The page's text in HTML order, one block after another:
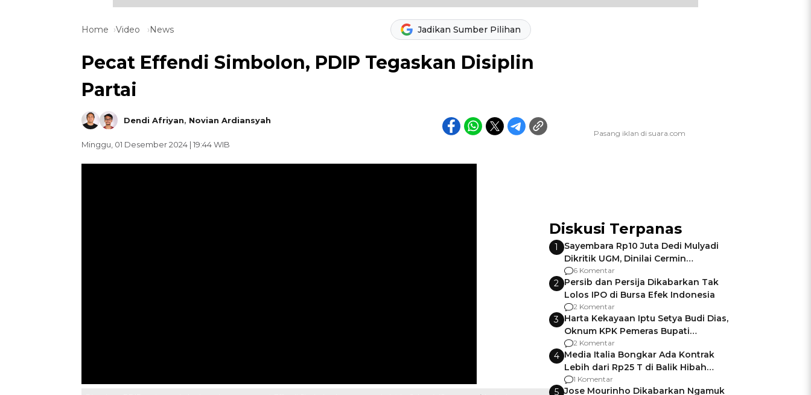
Home Video News Jadikan Sumber Pilihan
Pecat Effendi Simbolon, PDIP Tegaskan Disiplin
Partai
Dendi Afriyan, Novian Ardiansyah
Minggu, 01 Desember 2024 | 19:44 WIB
Diskusi Terpanas
1
Sayembara Rp10 Juta Dedi Mulyadi
Dikritik UGM, Dinilai Cermin
Gagalnya Negara Jamin Keamanan
6 Komentar
2 Persib dan Persija Dikabarkan Tak
Lolos IPO di Bursa Efek Indonesia
2 Komentar
3 Harta Kekayaan Iptu Setya Budi Dias,
Oknum KPK Pemeras Bupati
Pemalang
2 Komentar
4 Media Italia Bongkar Ada Kontrak
Lebih dari Rp25 T di Balik Hibah
Kapal Induk Giuseppe Garibaldi
1 Komentar
5 Jose Mourinho Dikabarkan Ngamuk